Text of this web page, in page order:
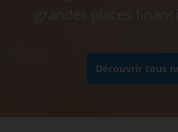
Découvrir tous